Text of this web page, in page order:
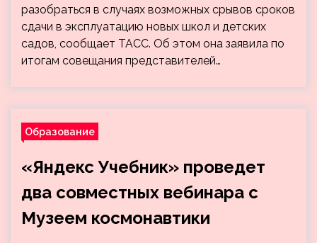
разобраться в случаях возможных срывов сроков
сдачи в эксплуатацию новых школ и детских
садов, сообщает ТАСС. Об этом она заявила по
итогам совещания представителей…
Образование
«Яндекс Учебник» проведет
два совместных вебинара с
Музеем космонавтики